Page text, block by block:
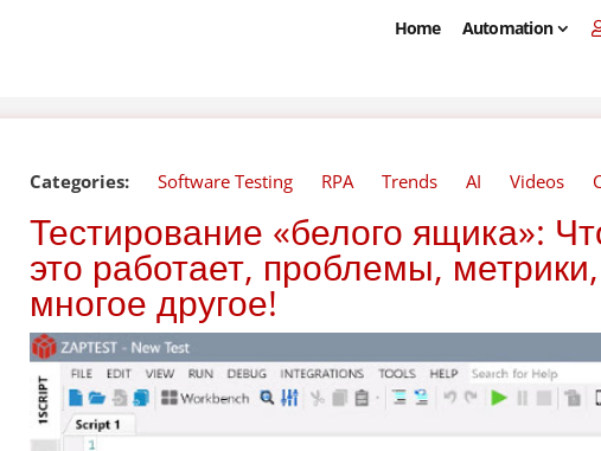
Home Automation
Categories: Software Testing RPA Trends AI Videos
Тестирование «белого ящика»:
это работает, проблемы,
многое другое!